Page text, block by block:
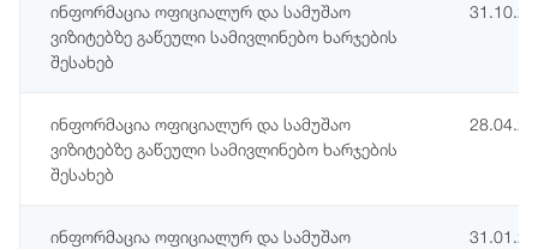
ინფორმაცია ოფიციალურ და სამუშაო
ვიზიტებზე გაწეული სამივლინებო ხარჯების
შესახებ
ინფორმაცია ოფიციალურ და სამუშაო
ვიზიტებზე გაწეული სამივლინებო ხარჯების
შესახებ
ინფორმაცია ოფიციალურ და სამუშაო